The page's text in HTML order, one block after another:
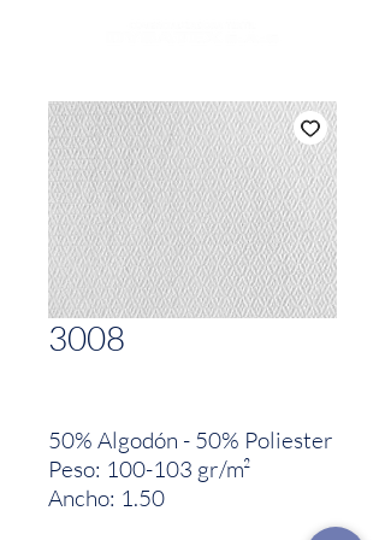
3008
50% Algodón - 50% Poliester
Peso: 100-103 gr/m²
Ancho: 1.50